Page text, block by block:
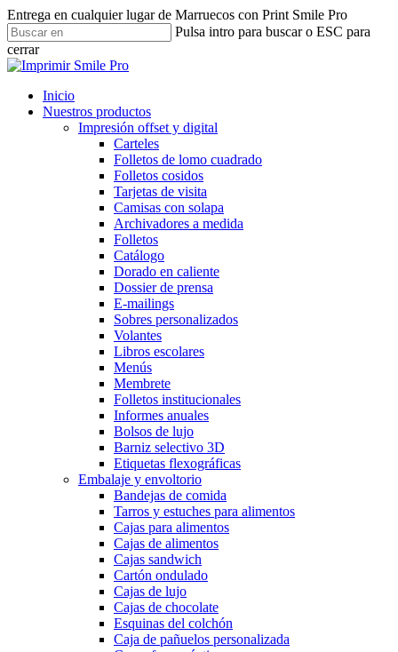
Ir
al
contenido
principal
Entrega en cualquier lugar de Marruecos con Print Smile Pro
Pulsa intro para buscar o ESC para
cerrar
Cerrar
Menú
Inicio
Nuestros productos
Impresión offset y digital
Carteles
Folletos de lomo cuadrado
Folletos cosidos
Tarjetas de visita
Camisas con solapa
Archivadores a medida
Folletos
Catálogo
Dorado en caliente
Dossier de prensa
E-mailings
Sobres personalizados
Volantes
Libros escolares
Menús
Membrete
Folletos institucionales
Informes anuales
Bolsos de lujo
Barniz selectivo 3D
Etiquetas flexográficas
Embalaje y envoltorio
Bandejas de comida
Tarros y estuches para alimentos
Cajas para alimentos
Cajas de alimentos
Cajas sandwich
Cartón ondulado
Cajas de lujo
Cajas de chocolate
Esquinas del colchón
Caja de pañuelos personalizada